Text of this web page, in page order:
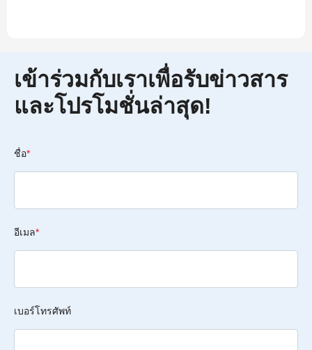
เข้าร่วมกับเราเพื่อรับข่าวสาร
และโปรโมชั่นล่าสุด!
ชื่อ*
อีเมล*
เบอร์โทรศัพท์